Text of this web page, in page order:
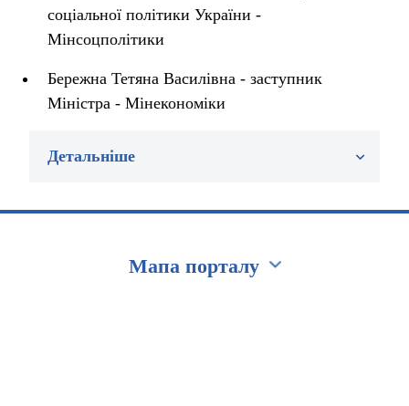
соціальної політики України -
Мінсоцполітики
Бережна Тетяна Василівна - заступник
Міністра - Мінекономіки
Детальніше
Мапа порталу